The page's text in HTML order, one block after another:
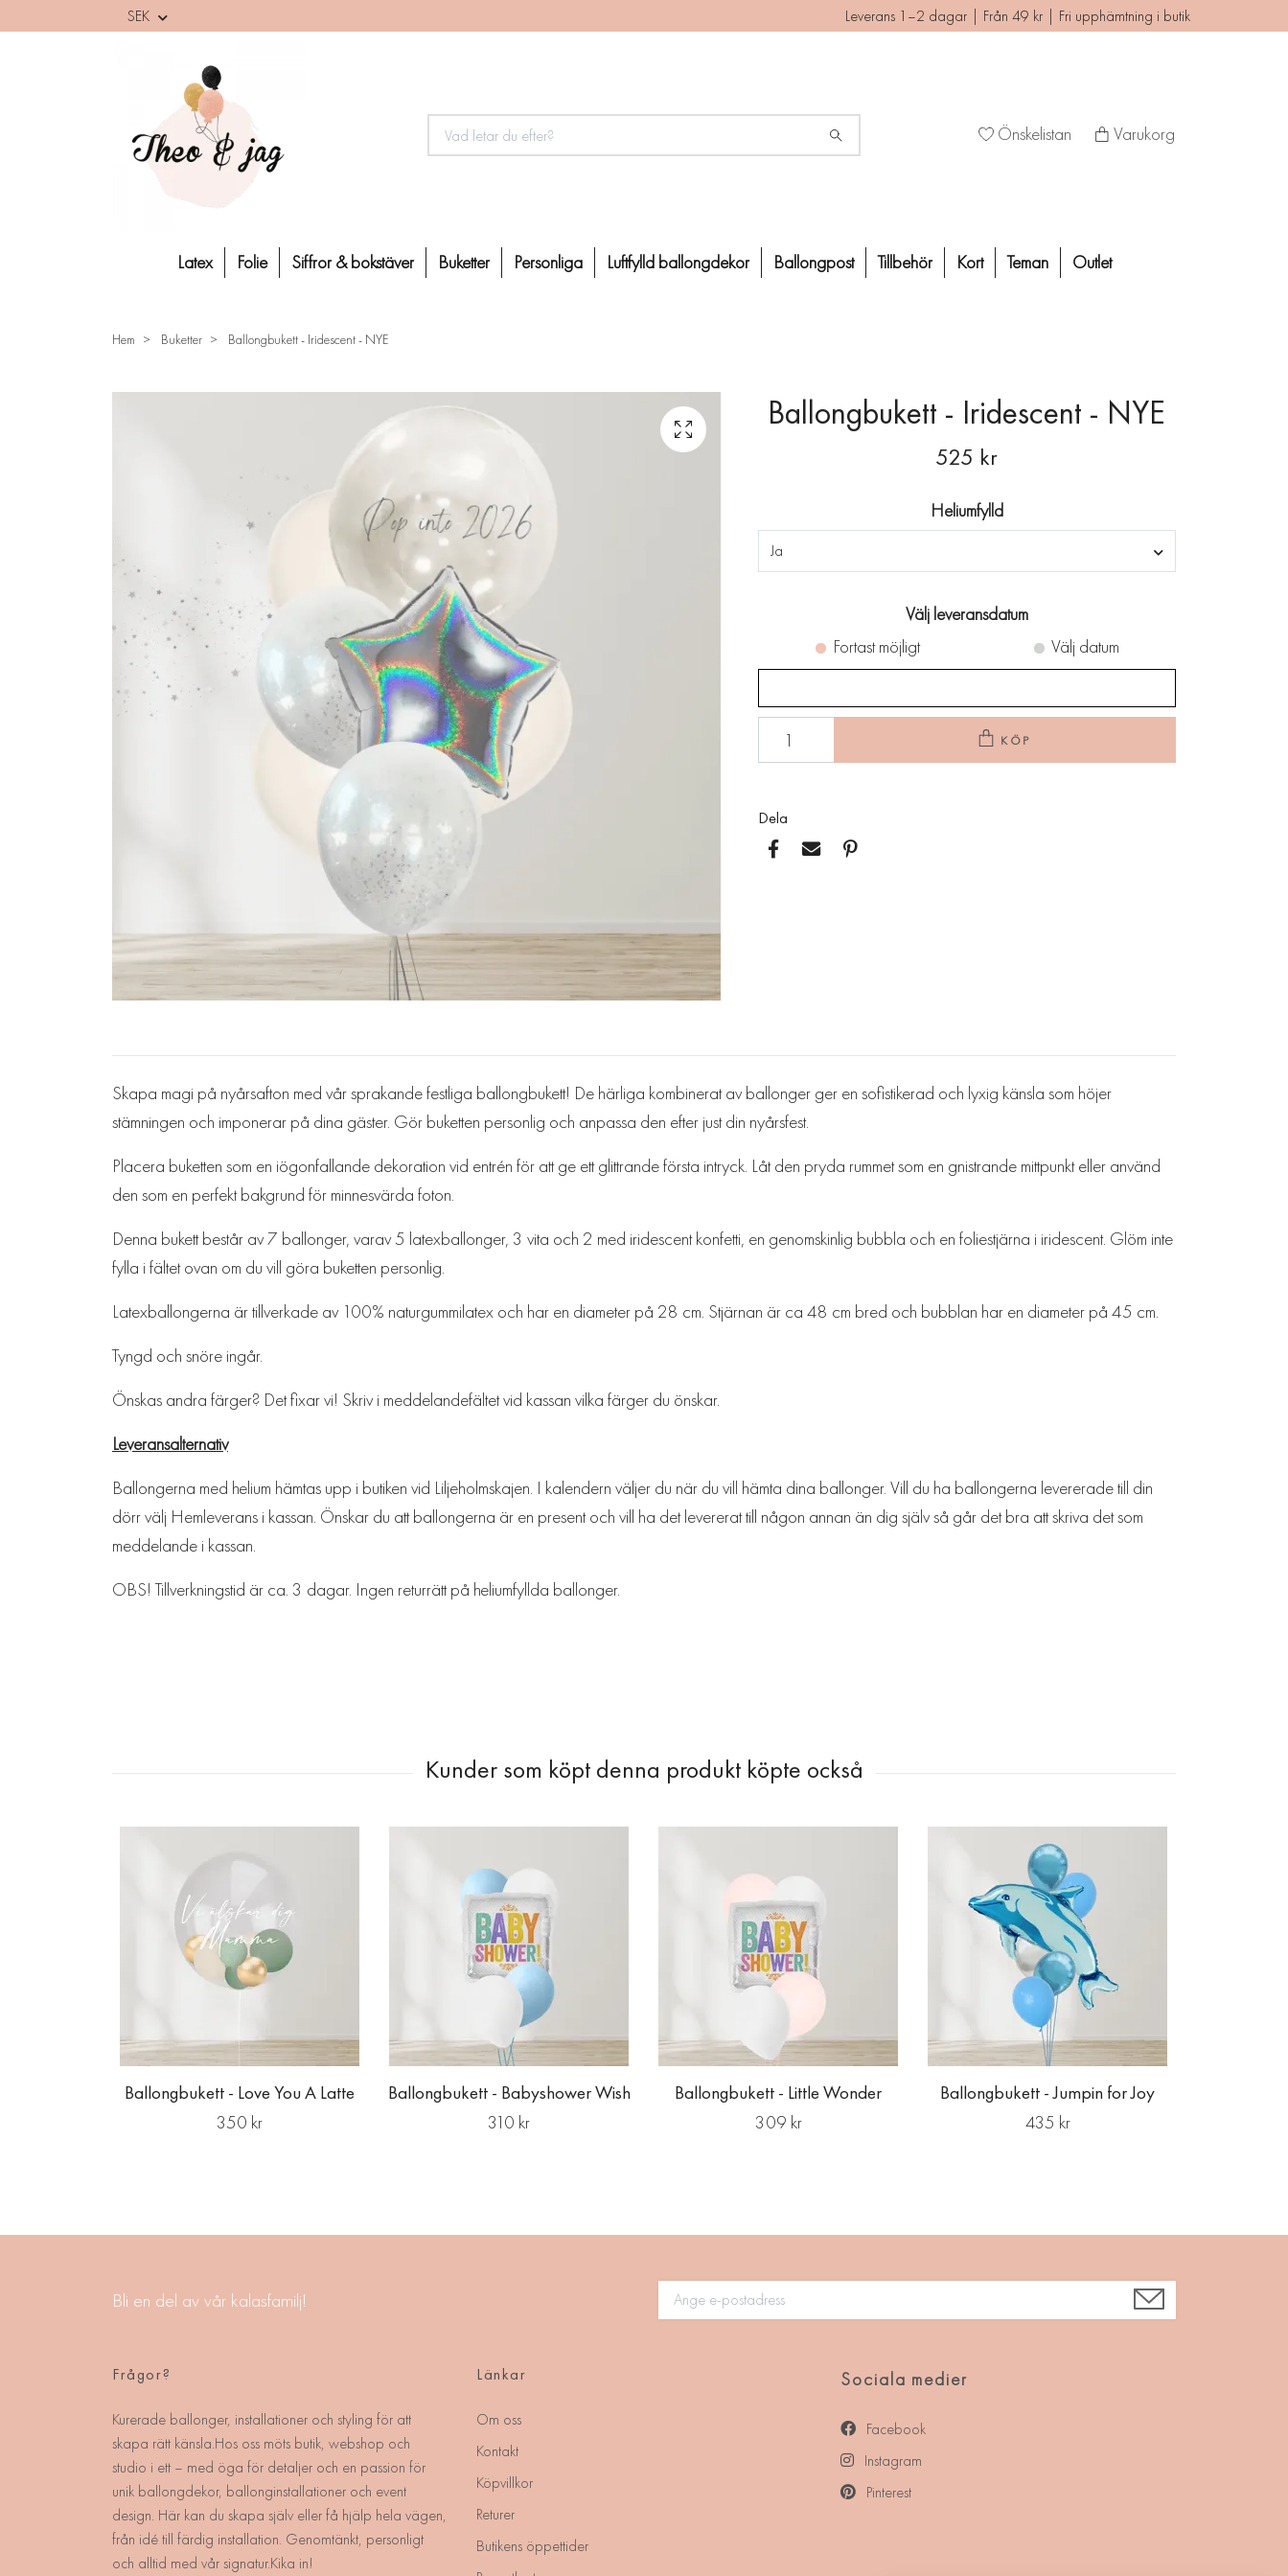
SEK Leverans 1–2 dagar | Från 49 kr | Fri upphämtning i butik
Önskelistan Varukorg
Latex Folie Siffror & bokstäver Buketter Personliga Luftfylld ballongdekor Ballongpost Tillbehör Kort Teman Outlet
Hem Buketter Ballongbukett - Iridescent - NYE
Ballongbukett - Iridescent - NYE
525 kr
Heliumfylld
Ja
Välj leveransdatum
Fortast möjligt
Välj datum
KÖP
Dela
Skapa magi på nyårsafton med vår sprakande festliga ballongbukett! De härliga kombinerat av ballonger ger en sofistikerad och lyxig känsla som höjer
stämningen och imponerar på dina gäster. Gör buketten personlig och anpassa den efter just din nyårsfest.
Placera buketten som en iögonfallande dekoration vid entrén för att ge ett glittrande första intryck. Låt den pryda rummet som en gnistrande mittpunkt eller använd
den som en perfekt bakgrund för minnesvärda foton.
Denna bukett består av 7 ballonger, varav 5 latexballonger, 3 vita och 2 med iridescent konfetti, en genomskinlig bubbla och en foliestjärna i iridescent. Glöm inte
fylla i fältet ovan om du vill göra buketten personlig.
Latexballongerna är tillverkade av 100% naturgummilatex och har en diameter på 28 cm. Stjärnan är ca 48 cm bred och bubblan har en diameter på 45 cm.
Tyngd och snöre ingår.
Önskas andra färger? Det fixar vi! Skriv i meddelandefältet vid kassan vilka färger du önskar.
Leveransalternativ
Ballongerna med helium hämtas upp i butiken vid Liljeholmskajen. I kalendern väljer du när du vill hämta dina ballonger. Vill du ha ballongerna levererade till din
dörr välj Hemleverans i kassan. Önskar du att ballongerna är en present och vill ha det levererat till någon annan än dig själv så går det bra att skriva det som
meddelande i kassan.
OBS! Tillverkningstid är ca. 3 dagar. Ingen returrätt på heliumfyllda ballonger.
Ballongbukett - Love You A Latte
350 kr
Ballongbukett - Babyshower Wish
310 kr
Ballongbukett - Little Wonder
309 kr
Ballongbukett - Jumpin for Joy
435 kr
Bli en del av vår kalasfamilj!
Frågor?
Kurerade ballonger, installationer och styling för att
skapa rätt känsla.Hos oss möts butik, webshop och
studio i ett – med öga för detaljer och en passion för
unik ballongdekor, ballonginstallationer och event
design. Här kan du skapa själv eller få hjälp hela vägen,
från idé till färdig installation. Genomtänkt, personligt
och alltid med vår signatur.Kika in!
Länkar
Om oss
Kontakt
Köpvillkor
Returer
Butikens öppettider
Sociala medier
Facebook
Instagram
Pinterest